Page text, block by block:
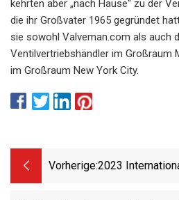
kehrten aber „nach Hause“ zu der
die ihr Großvater 1965 gegründet
sie sowohl Valveman.com als auch
Ventilvertriebshändler im Großraum
im Großraum New York City.
Vorherige:2023